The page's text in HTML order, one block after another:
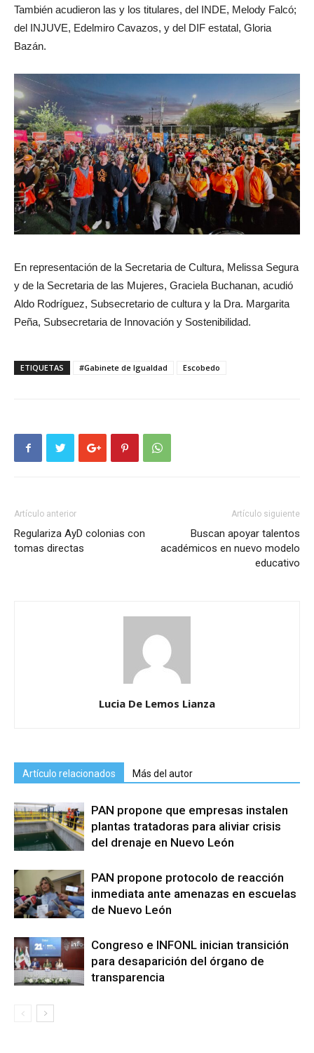
También acudieron las y los titulares, del INDE, Melody Falcó;
del INJUVE, Edelmiro Cavazos, y del DIF estatal, Gloria
Bazán.
En representación de la Secretaria de Cultura, Melissa Segura
y de la Secretaria de las Mujeres, Graciela Buchanan, acudió
Aldo Rodríguez, Subsecretario de cultura y la Dra. Margarita
Peña, Subsecretaria de Innovación y Sostenibilidad.
ETIQUETAS #Gabinete de Igualdad Escobedo
Artículo anterior
Regulariza AyD colonias con
tomas directas
Artículo siguiente
Buscan apoyar talentos
académicos en nuevo modelo
educativo
Lucia De Lemos Lianza
Artículo relacionados Más del autor
PAN propone que empresas instalen
plantas tratadoras para aliviar crisis
del drenaje en Nuevo León
PAN propone protocolo de reacción
inmediata ante amenazas en escuelas
de Nuevo León
Congreso e INFONL inician transición
para desaparición del órgano de
transparencia